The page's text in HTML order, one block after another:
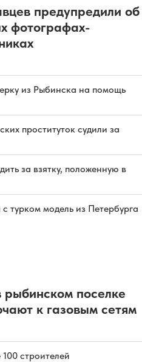
предупредили об
фотографах-
из Рыбинска на помощь
проституток судили за
за взятку, положенную в
турком модель из Петербурга
поселке
к газовым сетям
строителей